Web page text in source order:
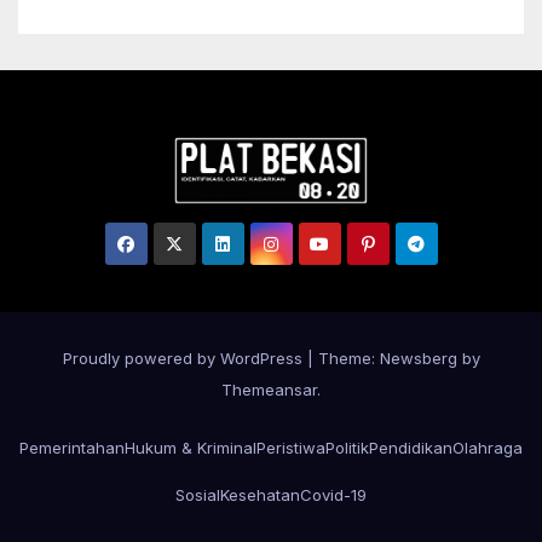
Proudly powered by WordPress Theme: Newsberg by
Themeansar.
PemerintahanHukum & KriminalPeristiwaPolitikPendidikanOlahraga
SosialKesehatanCovid-19